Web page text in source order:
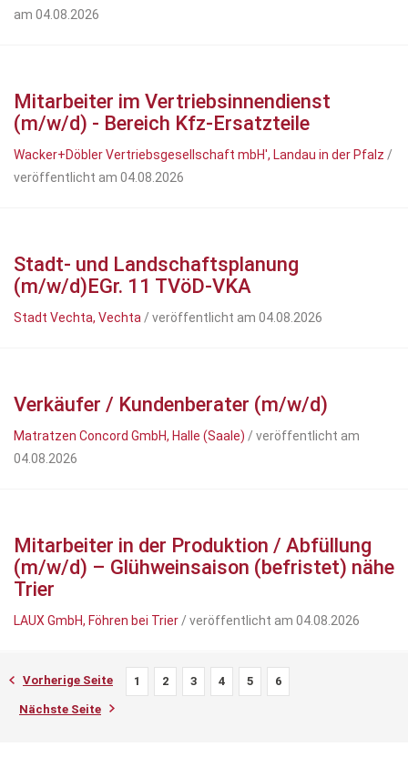
am 04.08.2026
Mitarbeiter im Vertriebsinnendienst
(m/w/d) - Bereich Kfz-Ersatzteile
Wacker+Döbler Vertriebsgesellschaft mbH', Landau in der Pfalz /
veröffentlicht am 04.08.2026
Stadt- und Landschaftsplanung
(m/w/d)EGr. 11 TVöD-VKA
Stadt Vechta, Vechta / veröffentlicht am 04.08.2026
Verkäufer / Kundenberater (m/w/d)
Matratzen Concord GmbH, Halle (Saale) / veröffentlicht am
04.08.2026
Mitarbeiter in der Produktion / Abfüllung
(m/w/d) – Glühweinsaison (befristet) nähe
Trier
LAUX GmbH, Föhren bei Trier / veröffentlicht am 04.08.2026
Vorherige Seite 1 2 3 4 5 6
Nächste Seite